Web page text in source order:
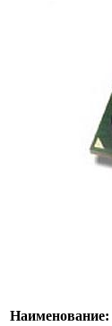
Наименование: